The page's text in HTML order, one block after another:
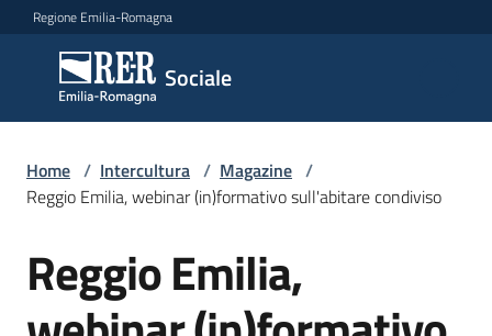
Vai al contenuto
Vai alla navigazione
Vai al footer
Regione Emilia-Romagna
Sociale
Sociale
Argomenti
Novità
Home / Intercultura / Magazine /
Reggio Emilia, webinar (in)formativo sull'abitare condiviso
Salta al contenuto
Reggio Emilia,